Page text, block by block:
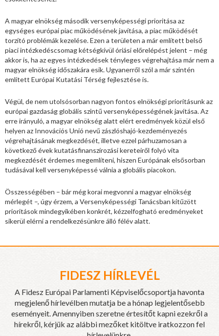
A magyar elnökség második versenyképességi prioritása az
egységes európai piac működésének javítása, a piac működését
torzító problémák kezelése. Ezen a területen a már említett belső
piaci intézkedéscsomag kétségkívül óriási előrelépést jelent – még
akkor is, ha az egyes intézkedések tényleges végrehajtása már nem a
magyar elnökség időszakára esik. Ugyanerről szól a már szintén
említett Európai Kutatási Térség fejlesztése is.
Végül, de nem utolsósorban nagyon fontos elnökségi prioritásunk az
európai gazdaság globális szintű versenyképességének javítása. Az
erre irányuló, a magyar elnökség alatt elért eredmények közül első
helyen az Innovációs Unió nevű zászlóshajó-kezdeményezés
végrehajtásának megkezdését, illetve ezzel párhuzamosan a
következő évek kutatásfinanszírozási kereteiről folyó vita
megkezdését érdemes megemlíteni, hiszen Európának elsősorban
tudásával kell versenyképessé válnia a globális piacokon.
Összességében – bár még korai megvonni a magyar elnökség
mérlegét –, úgy érzem, a Versenyképességi Tanácsban kitűzött
prioritások mindegyikében konkrét, kézzelfogható eredményeket
sikerül elérni a rendelkezésünkre álló félév alatt.
FIDESZ HÍRLEVÉL
A Fidesz Európai Parlamenti Képviselőcsoportja havonta
megjelenő hírlevélben mutatja be a hónap legjelentősebb
eseményeit. Amennyiben szeretne értesítőt kapni ezekről a
hírekről, kérjük az alábbi mezőket kitöltve iratkozzon fel